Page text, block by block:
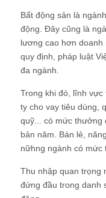
Bất động sản là
động. Đây cũng là
lương cao hơn doanh
quy định, pháp luật
đa ngành.
Trong khi đó, lĩnh
ty cho vay tiêu dùng,
quỹ... có mức thưởng
bản năm. Bán lẻ,
nữhng ngành có mức
Thu nhập quan trọng
đứng đầu trong danh